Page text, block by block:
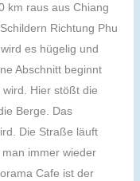
km raus aus Chiang
Richtung Phu
es hügelig und
Abschnitt beginnt
Hier stößt die
Berge. Das
Die Straße läuft
immer wieder
Cafe ist der